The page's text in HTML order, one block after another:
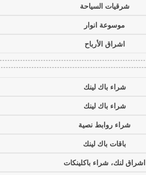
شرقيات السياحة
موسوعة انوار
اشراق الأرباح
شراء باك لينك
شراء باك لينك
شراء روابط نصية
باقات باك لينك
اشراق لنك، شراء باكلينكات